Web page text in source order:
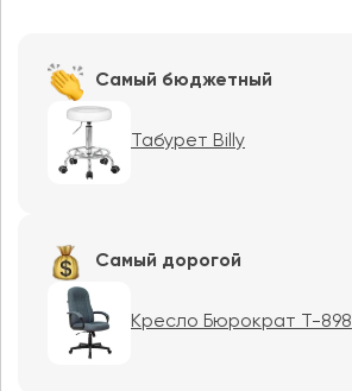
Самый бюджетный
Табурет Billy
Самый дорогой
Кресло Бюрократ T-898